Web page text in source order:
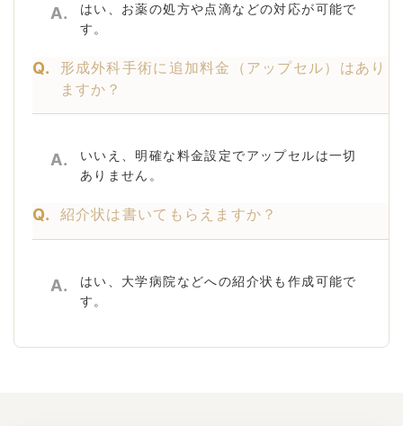
A.
はい、お薬の処方や点滴などの対応が可能で
す。
Q.
形成外科手術に追加料金（アップセル）はあり
ますか？
A.
いいえ、明確な料金設定でアップセルは一切
ありません。
Q. 紹介状は書いてもらえますか？
A.
はい、大学病院などへの紹介状も作成可能で
す。